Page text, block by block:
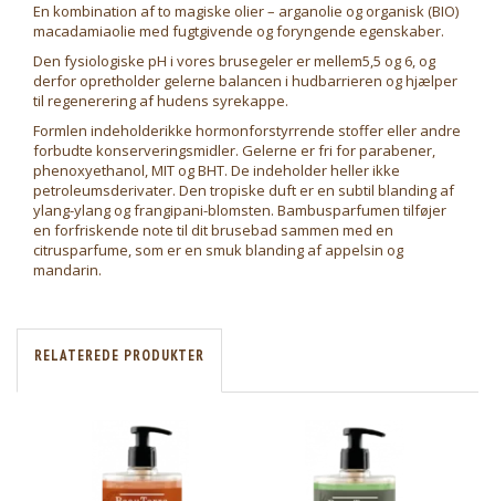
En kombination af to magiske olier – arganolie og organisk (BIO)
macadamiaolie med fugtgivende og foryngende egenskaber.
Den fysiologiske pH i vores brusegeler er mellem5,5 og 6, og
derfor opretholder gelerne balancen i hudbarrieren og hjælper
til regenerering af hudens syrekappe.
Formlen indeholderikke hormonforstyrrende stoffer eller andre
forbudte konserveringsmidler. Gelerne er fri for parabener,
phenoxyethanol, MIT og BHT. De indeholder heller ikke
petroleumsderivater. Den tropiske duft er en subtil blanding af
ylang-ylang og frangipani-blomsten. Bambusparfumen tilføjer
en forfriskende note til dit brusebad sammen med en
citrusparfume, som er en smuk blanding af appelsin og
mandarin.
RELATEREDE PRODUKTER